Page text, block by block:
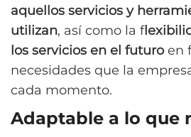
aquellos servicios y
utilizan, así como la f
los servicios en el futuroen
necesidades que la
cada momento.
Adaptable a lo que